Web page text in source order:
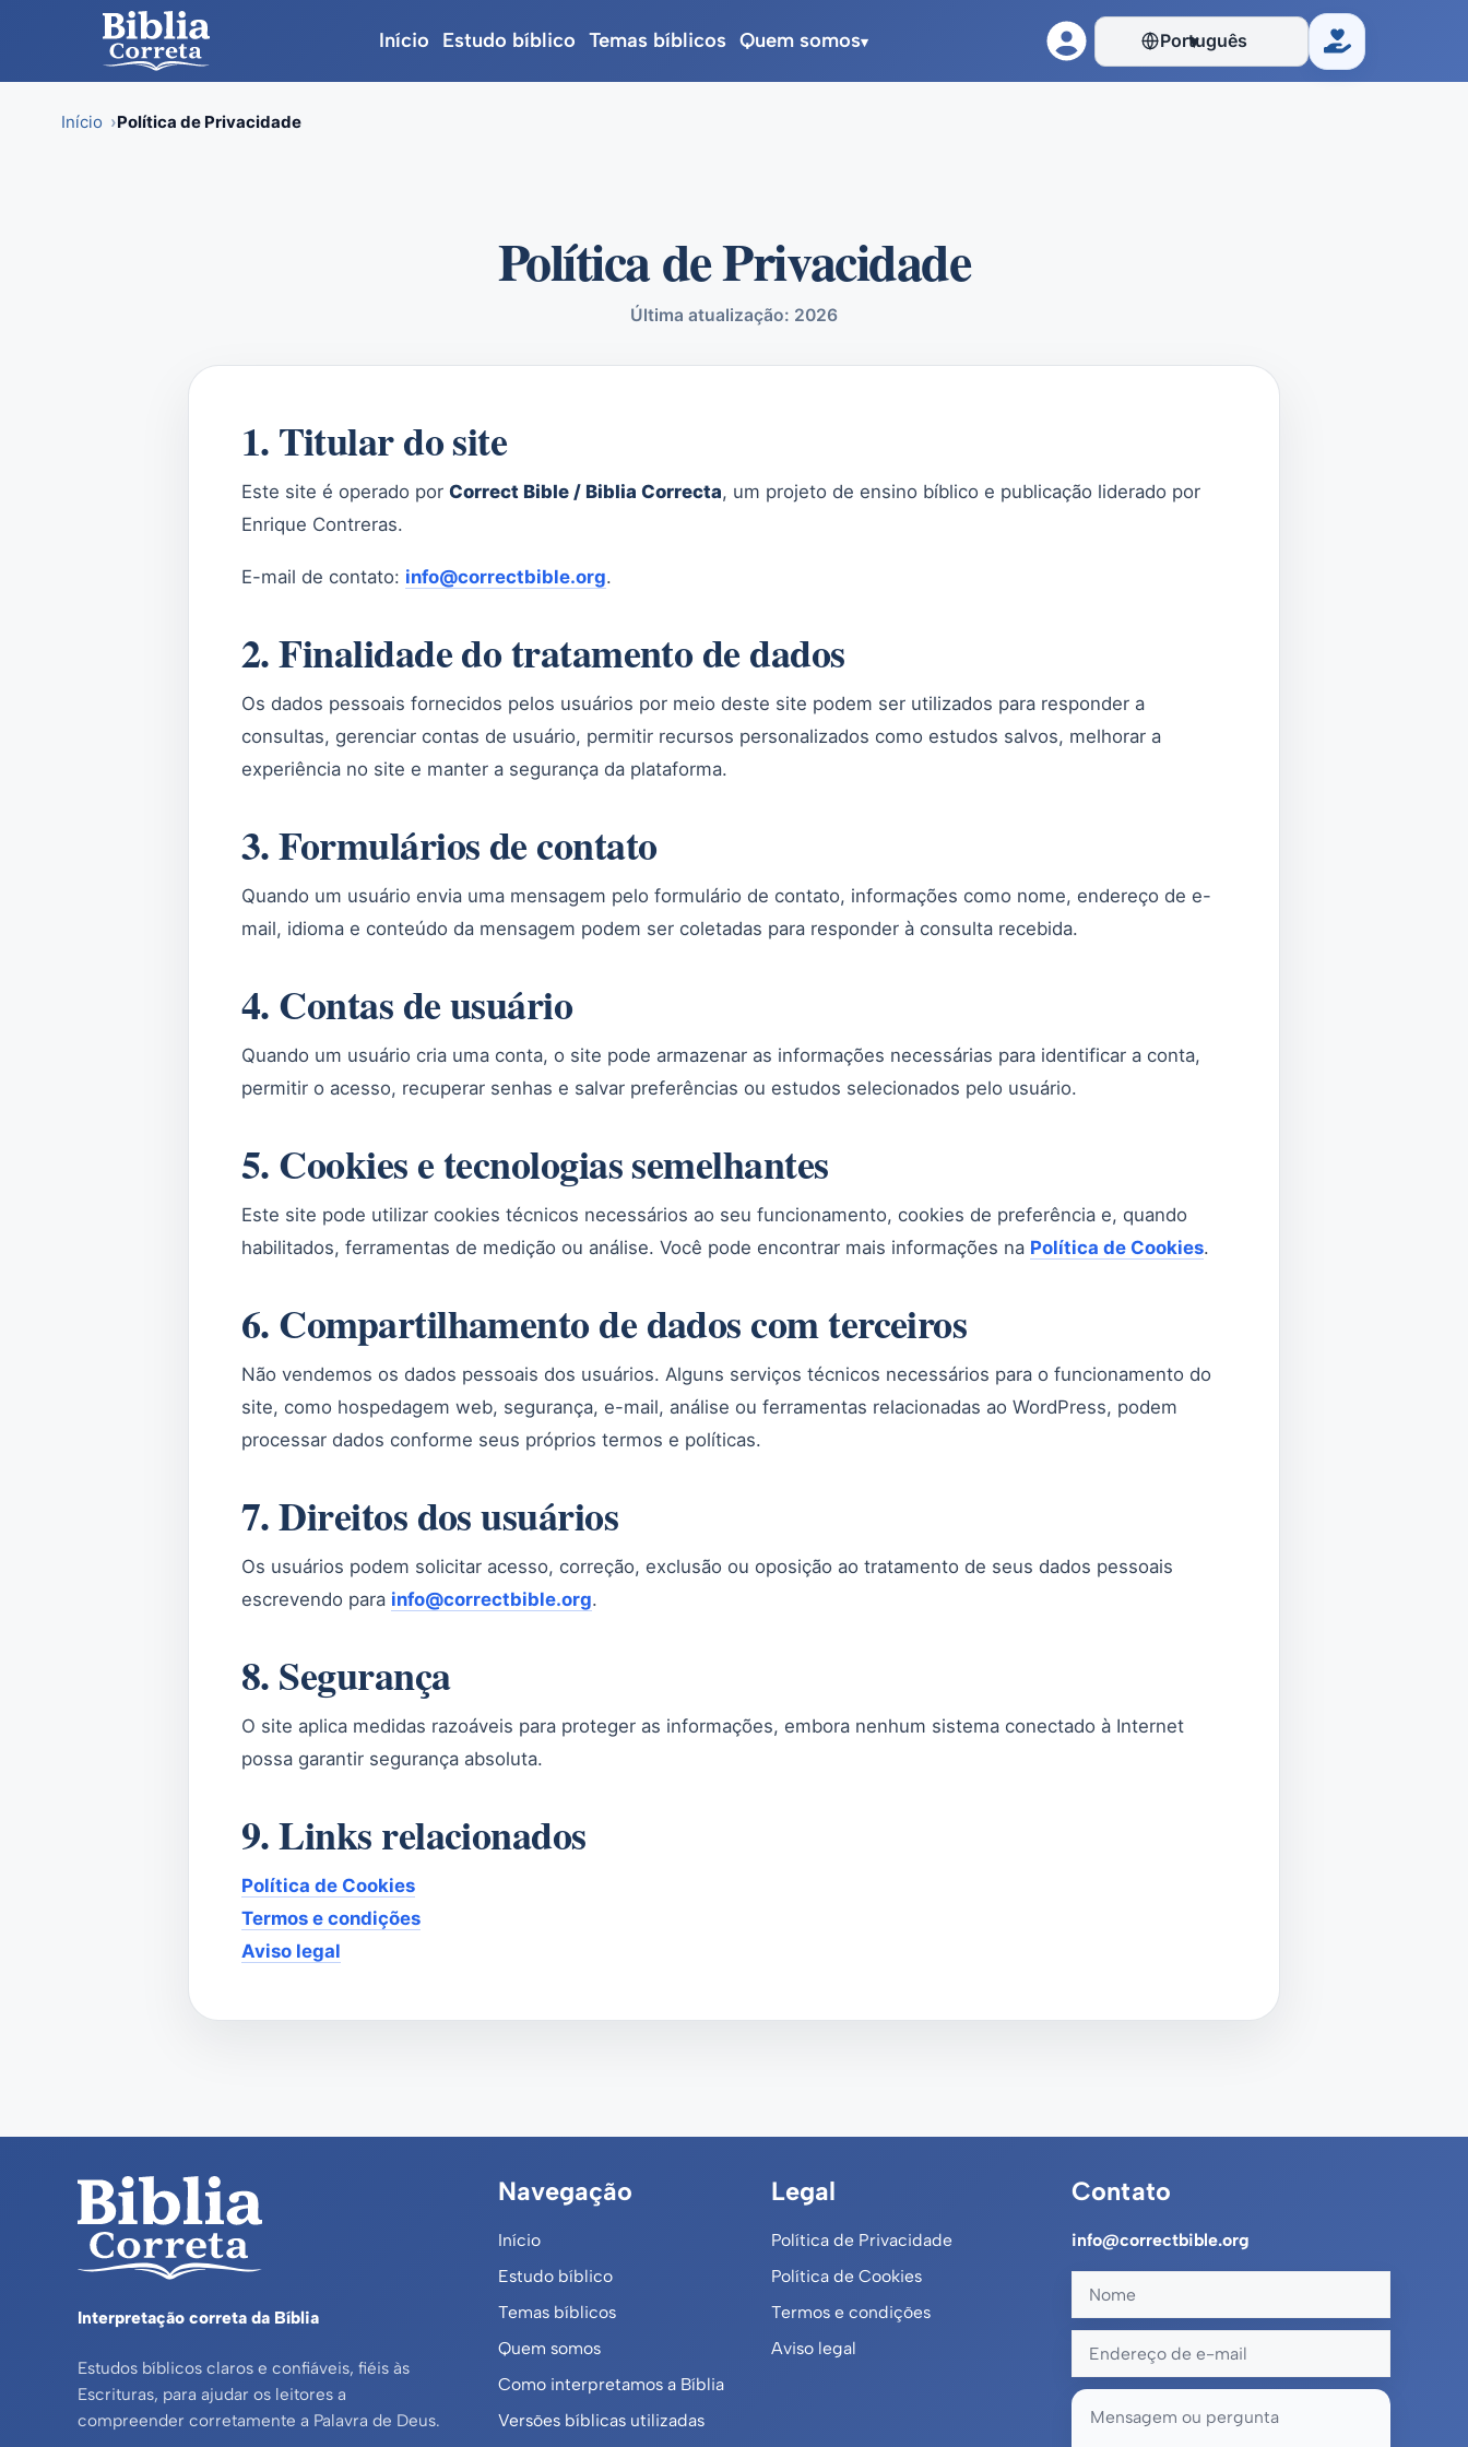
Início Estudo bíblico Temas bíblicos Quem somos▾ Português
▾ Doar
Início Política de Privacidade
Política de Privacidade
Última atualização: 2026
1. Titular do site
Este site é operado por Correct Bible / Biblia Correcta, um projeto de ensino bíblico e publicação liderado por
Enrique Contreras.
E-mail de contato: info@correctbible.org.
2. Finalidade do tratamento de dados
Os dados pessoais fornecidos pelos usuários por meio deste site podem ser utilizados para responder a
consultas, gerenciar contas de usuário, permitir recursos personalizados como estudos salvos, melhorar a
experiência no site e manter a segurança da plataforma.
3. Formulários de contato
Quando um usuário envia uma mensagem pelo formulário de contato, informações como nome, endereço de e-
mail, idioma e conteúdo da mensagem podem ser coletadas para responder à consulta recebida.
4. Contas de usuário
Quando um usuário cria uma conta, o site pode armazenar as informações necessárias para identificar a conta,
permitir o acesso, recuperar senhas e salvar preferências ou estudos selecionados pelo usuário.
5. Cookies e tecnologias semelhantes
Este site pode utilizar cookies técnicos necessários ao seu funcionamento, cookies de preferência e, quando
habilitados, ferramentas de medição ou análise. Você pode encontrar mais informações na Política de Cookies.
6. Compartilhamento de dados com terceiros
Não vendemos os dados pessoais dos usuários. Alguns serviços técnicos necessários para o funcionamento do
site, como hospedagem web, segurança, e-mail, análise ou ferramentas relacionadas ao WordPress, podem
processar dados conforme seus próprios termos e políticas.
7. Direitos dos usuários
Os usuários podem solicitar acesso, correção, exclusão ou oposição ao tratamento de seus dados pessoais
escrevendo para info@correctbible.org.
8. Segurança
O site aplica medidas razoáveis para proteger as informações, embora nenhum sistema conectado à Internet
possa garantir segurança absoluta.
9. Links relacionados
Política de Cookies
Termos e condições
Aviso legal
Interpretação correta da Bíblia
Estudos bíblicos claros e confiáveis, fiéis às
Escrituras, para ajudar os leitores a
compreender corretamente a Palavra de Deus.
Navegação
Início
Estudo bíblico
Temas bíblicos
Quem somos
Como interpretamos a Bíblia
Versões bíblicas utilizadas
Legal
Política de Privacidade
Política de Cookies
Termos e condições
Aviso legal
Contato
info@correctbible.org